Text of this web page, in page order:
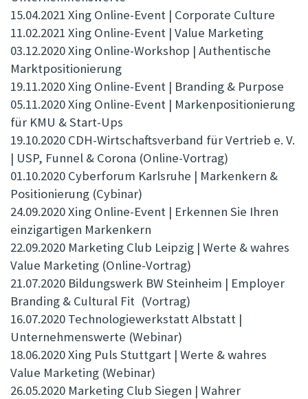
15.04.2021 Xing Online-Event | Corporate Culture
11.02.2021 Xing Online-Event | Value Marketing
03.12.2020 Xing Online-Workshop | Authentische
Marktpositionierung
19.11.2020 Xing Online-Event | Branding & Purpose
05.11.2020 Xing Online-Event | Markenpositionierung
für KMU & Start-Ups
19.10.2020 CDH-Wirtschaftsverband für Vertrieb e. V.
| USP, Funnel & Corona (Online-Vortrag)
01.10.2020 Cyberforum Karlsruhe | Markenkern &
Positionierung (Cybinar)
24.09.2020 Xing Online-Event | Erkennen Sie Ihren
einzigartigen Markenkern
22.09.2020 Marketing Club Leipzig | Werte & wahres
Value Marketing (Online-Vortrag)
21.07.2020 Bildungswerk BW Steinheim | Employer
Branding & Cultural Fit (Vortrag)
16.07.2020 Technologiewerkstatt Albstatt |
Unternehmenswerte (Webinar)
18.06.2020 Xing Puls Stuttgart | Werte & wahres
Value Marketing (Webinar)
26.05.2020 Marketing Club Siegen | Wahrer